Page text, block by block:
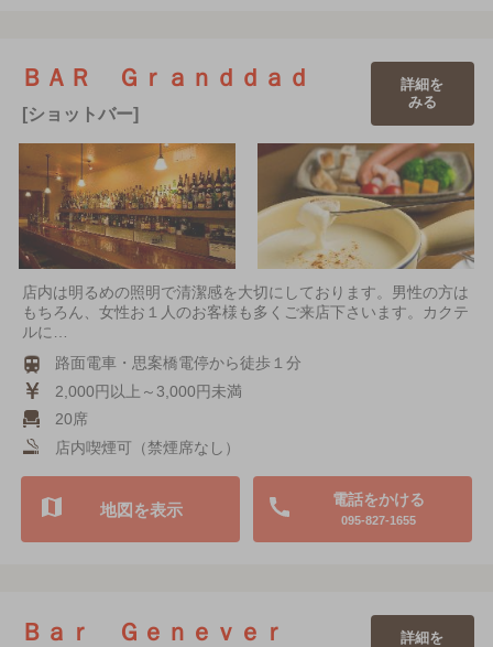
ＢＡＲ Ｇｒａｎｄｄａｄ
[ショットバー]
詳細を
みる
店内は明るめの照明で清潔感を大切にしております。男性の方は
もちろん、女性お１人のお客様も多くご来店下さいます。カクテ
ルに…
路面電車・思案橋電停から徒歩１分
2,000円以上～3,000円未満
20席
店内喫煙可（禁煙席なし）
電話をかける
095-827-1655
地図を表示
Ｂａｒ Ｇｅｎｅｖｅｒ 詳細を